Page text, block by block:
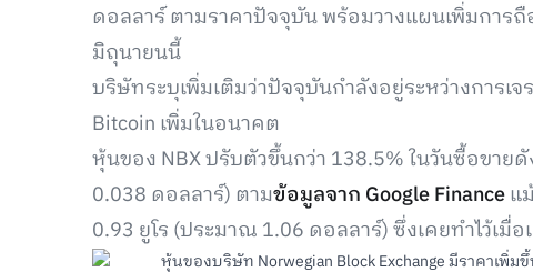
ดอลลาร์ ตามราคาปัจจุบัน พร้อมวางแผนเพิ่มการ
มิถุนายนนี้
บริษัทระบุเพิ่มเติมว่าปัจจุบันกำลังอยู่ระหว่างการเ
Bitcoin เพิ่มในอนาคต
หุ้นของ NBX ปรับตัวขึ้นกว่า 138.5% ในวันซื้อขาย
0.038 ดอลลาร์) ตามข้อมูลจาก Google Financeแ
0.93 ยูโร (ประมาณ 1.06 ดอลลาร์) ซึ่งเคยทำไว้เมื่